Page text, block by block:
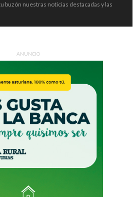
buzón nuestras noticias destacadas y las
ANUNCIO